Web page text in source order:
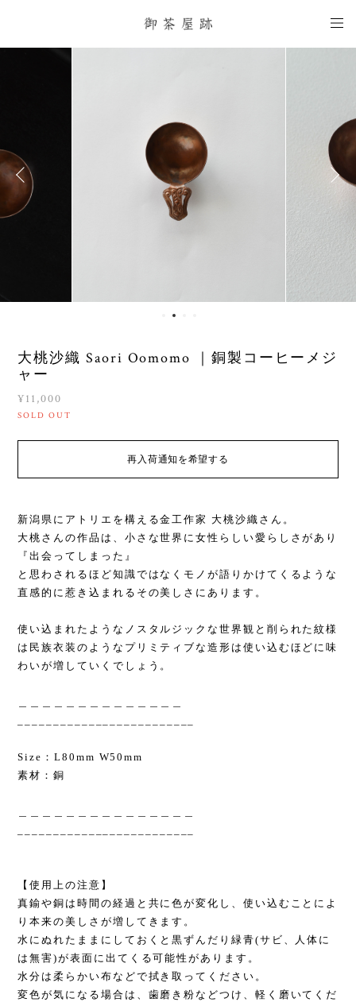
大桃沙織 Saori Oomomo ｜銅製コーヒーメジ
ャー
¥11,000
SOLD OUT
再入荷通知を希望する
新潟県にアトリエを構える金工作家 大桃沙織さん。
大桃さんの作品は、小さな世界に女性らしい愛らしさがあり
『出会ってしまった』
と思わされるほど知識ではなくモノが語りかけてくるような
直感的に惹き込まれるその美しさにあります。
使い込まれたようなノスタルジックな世界観と削られた紋様
は民族衣装のようなプリミティブな造形は使い込むほどに味
わいが増していくでしょう。
Size：L80mm W50mm
素材：銅
【使用上の注意】
真鍮や銅は時間の経過と共に色が変化し、使い込むことによ
り本来の美しさが増してきます。
水にぬれたままにしておくと黒ずんだり緑青(サビ、人体に
は無害)が表面に出てくる可能性があります。
水分は柔らかい布などで拭き取ってください。
変色が気になる場合は、歯磨き粉などつけ、軽く磨いてくだ